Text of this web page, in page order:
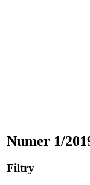
Numer 1/
Filtry